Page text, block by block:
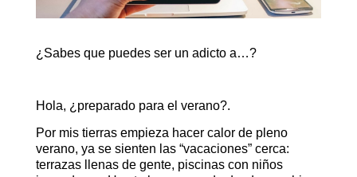
¿Sabes que puedes ser un adicto a…?
Hola, ¿preparado para el verano?.
Por mis tierras empieza hacer calor de pleno
verano, ya se sienten las “vacaciones” cerca:
terrazas llenas de gente, piscinas con niños